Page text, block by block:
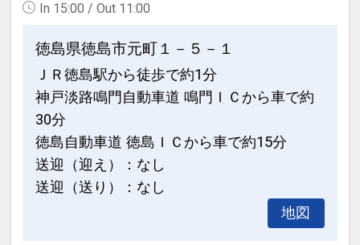
※アオアヲビーチランド・阿波の國での
対応メニューおよび、テニスコートやレ
ンタサイクルにご利用いただけます。
※換金および釣銭は出ません。
※CLUB SAVVY（クラブサビー）との併
用はできません。
※旅行代金に含まれます。
CLUB SAVVY（クラブサビー）のご案内
～ホテルからのおもてなし～
2連泊以上のお客様をプレミアムゲスト
としてお迎えいたします。
期間：2026年4/1～2026年9/30（初泊
日ベース） ※2026年5/2～5、8/7～
23、9/19～22までは3泊以上が対象
ポイントの一例
・アオアヲビーチランド・体験メニュ
ー・たぬきプログラムのさまざまなメニ
In 15:00 / Out 11:00
徳島県徳島市元町１－５－１
ＪＲ徳島駅から徒歩で約1分
神戸淡路鳴門自動車道 鳴門ＩＣから車で約
30分
徳島自動車道 徳島ＩＣから車で約15分
送迎（迎え）：なし
送迎（送り）：なし
地図